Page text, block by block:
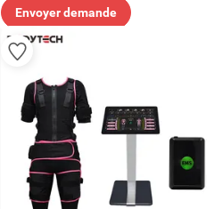
Envoyer demande